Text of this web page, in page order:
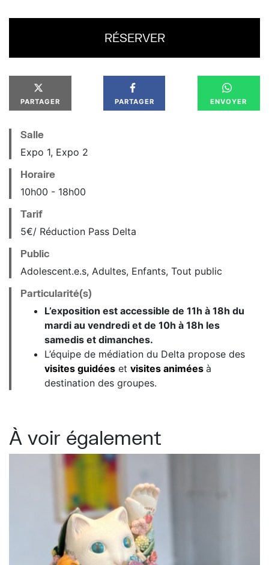
RÉSERVER
PARTAGER PARTAGER ENVOYER
Salle
Expo 1, Expo 2
Horaire
10h00 18h00
Tarif
5€/ Réduction Pass Delta
Public
Adolescent.e.s, Adultes, Enfants, Tout public
Particularité(s)
L’exposition est accessible de 11h à 18h du
mardi au vendredi et de 10h à 18h les
samedis et dimanches.
L’équipe de médiation du Delta propose des
visites guidées et visites animées à
destination des groupes.
À voir également